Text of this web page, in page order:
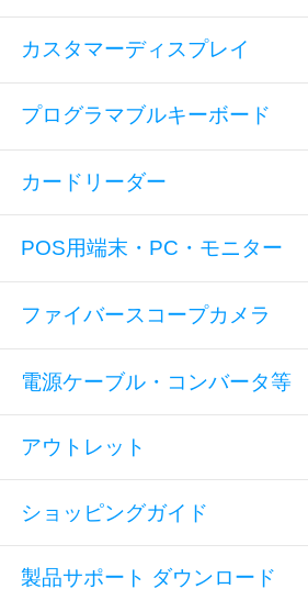
カスタマーディスプレイ
プログラマブルキーボード
カードリーダー
POS用端末・PC・モニター
ファイバースコープカメラ
電源ケーブル・コンバータ等
アウトレット
ショッピングガイド
製品サポート ダウンロード